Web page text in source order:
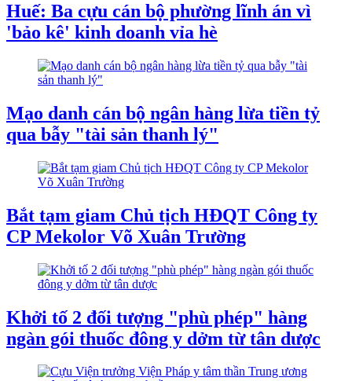
Huế: Ba cựu cán bộ phường lĩnh án vì
'bảo kê' kinh doanh vỉa hè
Mạo danh cán bộ ngân hàng lừa tiền tỷ
qua bẫy "tài sản thanh lý"
Bắt tạm giam Chủ tịch HĐQT Công ty
CP Mekolor Võ Xuân Trường
Khởi tố 2 đối tượng "phù phép" hàng
ngàn gói thuốc đông y dởm từ tân dược